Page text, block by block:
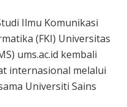
Ilmu Komunikasi
(FKI) Universitas
ums.ac.id kembali
internasional melalui
Universiti Sains